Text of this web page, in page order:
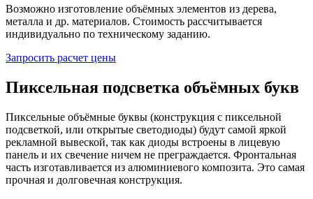
Возможно изготовление объёмных элементов из дерева,
металла и др. материалов. Стоимость рассчитывается
индивидуально по техническому заданию.
Запросить расчет цены
Пиксельная подсветка объёмных букв
Пиксельные объёмные буквы (конструкция с пиксельной
подсветкой, или открытые светодиоды) будут самой яркой
рекламной вывеской, так как диоды встроены в лицевую
панель и их свечение ничем не преграждается. Фронтальная
часть изготавливается из алюминиевого композита. Это самая
прочная и долговечная конструкция.